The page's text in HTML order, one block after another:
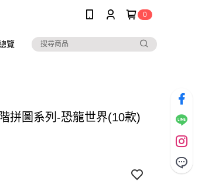
0
覽
拼圖系列-恐龍世界(10款)